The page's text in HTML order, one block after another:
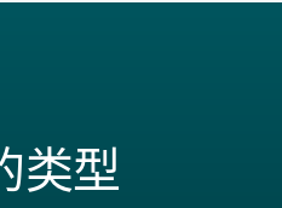
类型